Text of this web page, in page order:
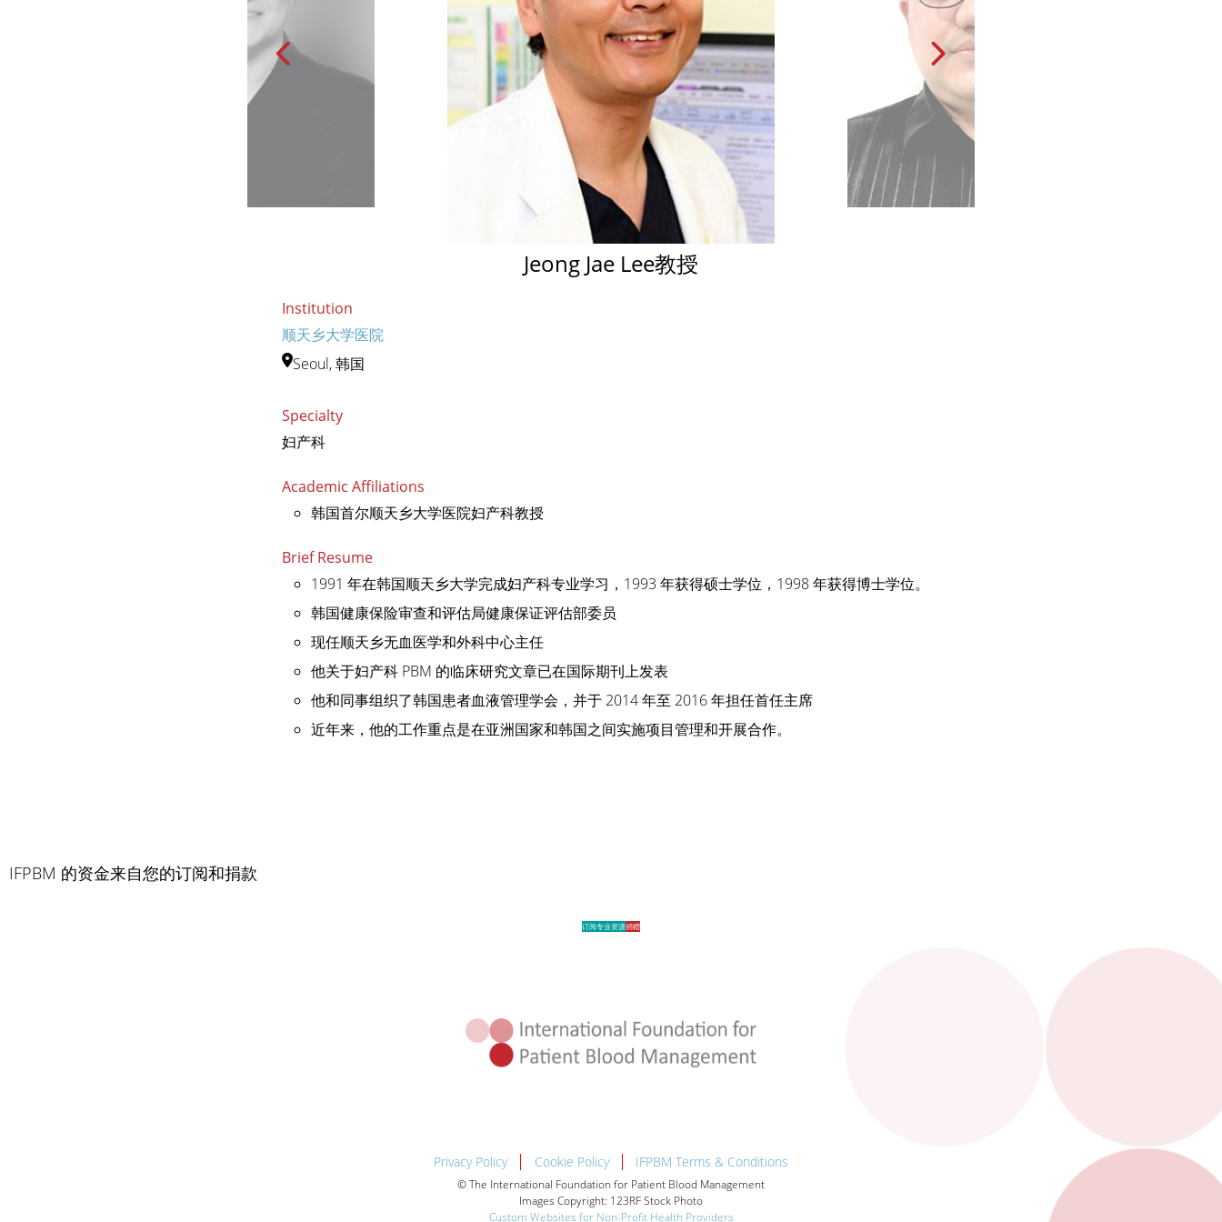
Jeong Jae Lee教授
Institution
顺天乡大学医院
Seoul, 韩国
Specialty
妇产科
Academic Affiliations
韩国首尔顺天乡大学医院妇产科教授
Brief Resume
1991 年在韩国顺天乡大学完成妇产科专业学习，1993 年获得硕士学位，1998 年获得博士学位。
韩国健康保险审查和评估局健康保证评估部委员
现任顺天乡无血医学和外科中心主任
他关于妇产科 PBM 的临床研究文章已在国际期刊上发表
他和同事组织了韩国患者血液管理学会，并于 2014 年至 2016 年担任首任主席
近年来，他的工作重点是在亚洲国家和韩国之间实施项目管理和开展合作。
IFPBM 的资金来自您的订阅和捐款
订阅专业资源捐赠
Privacy Policy Cookie Policy IFPBM Terms & Conditions
© The International Foundation for Patient Blood Management
Images Copyright: 123RF Stock Photo
Custom Websites for Non-Profit Health Providers